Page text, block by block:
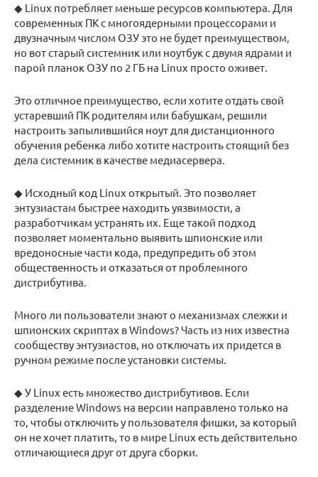
◆ Linux потребляет меньше ресурсов компьютера. Для
современных ПК с многоядерными процессорами и
двузначным числом ОЗУ это не будет преимуществом,
но вот старый системник или ноутбук с двумя ядрами и
парой планок ОЗУ по 2 ГБ на Linux просто оживет.
Это отличное преимущество, если хотите отдать свой
устаревший ПК родителям или бабушкам, решили
настроить запылившийся ноут для дистанционного
обучения ребенка либо хотите настроить стоящий без
дела системник в качестве медиасервера.
◆ Исходный код Linux открытый. Это позволяет
энтузиастам быстрее находить уязвимости, а
разработчикам устранять их. Еще такой подход
позволяет моментально выявить шпионские или
вредоносные части кода, предупредить об этом
общественность и отказаться от проблемного
дистрибутива.
Много ли пользователи знают о механизмах слежки и
шпионских скриптах в Windows? Часть из них известна
сообществу энтузиастов, но отключать их придется в
ручном режиме после установки системы.
◆ У Linux есть множество дистрибутивов. Если
разделение Windows на версии направлено только на
то, чтобы отключить у пользователя фишки, за который
он не хочет платить, то в мире Linux есть действительно
отличающиеся друг от друга сборки.